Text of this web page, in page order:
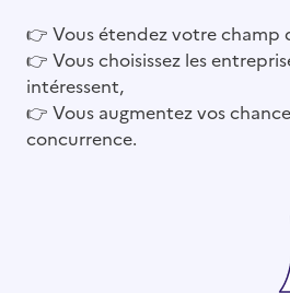
👉 Vous étendez votre
👉 Vous choisissez les
intéressent,
👉 Vous augmentez vos
concurrence.